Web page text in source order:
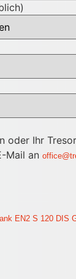
oder Ihr
Mail an
EN2 S 120 DIS